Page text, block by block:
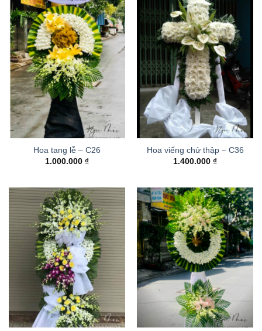
Hoa tang lễ – C26
1.000.000 ₫
Hoa viếng chử thập – C36
1.400.000 ₫